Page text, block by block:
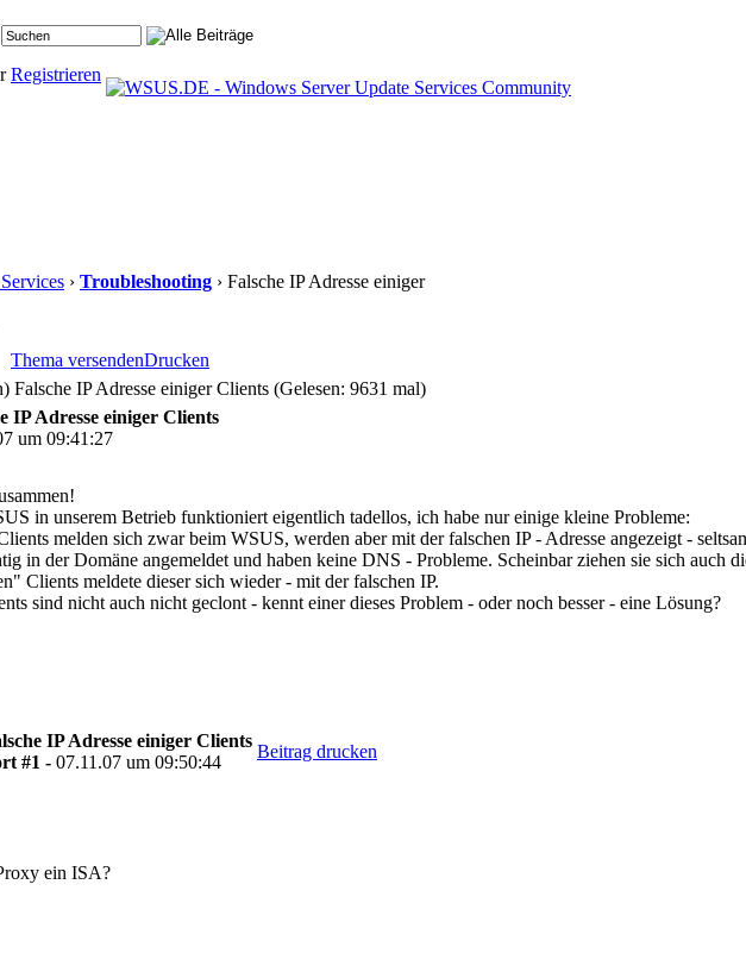
Registrieren
› Troubleshooting › Falsche IP Adresse einiger
Thema versendenDrucken
Falsche IP Adresse einiger Clients (Gelesen: 9631 mal)
IP Adresse einiger Clients
um 09:41:27
in unserem Betrieb funktioniert eigentlich tadellos, ich habe nur einige kleine Probleme:
melden sich zwar beim WSUS, werden aber mit der falschen IP - Adresse angezeigt -
in der Domäne angemeldet und haben keine DNS - Probleme. Scheinbar ziehen sie sich auch
Clients meldete dieser sich wieder - mit der falschen IP.
sind nicht auch nicht geclont - kennt einer dieses Problem - oder noch besser - eine Lösung?
IP Adresse einiger Clients
#1 - 07.11.07 um 09:50:44
Beitrag drucken
ein ISA?